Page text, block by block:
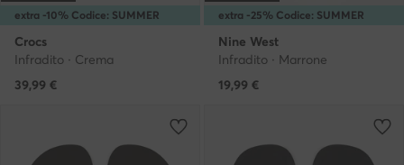
extra -10% Codice: SUMMER
Crocs
Infradito · Crema
39,99 €
extra -25% Codice: SUMMER
Nine West
Infradito · Marrone
19,99 €